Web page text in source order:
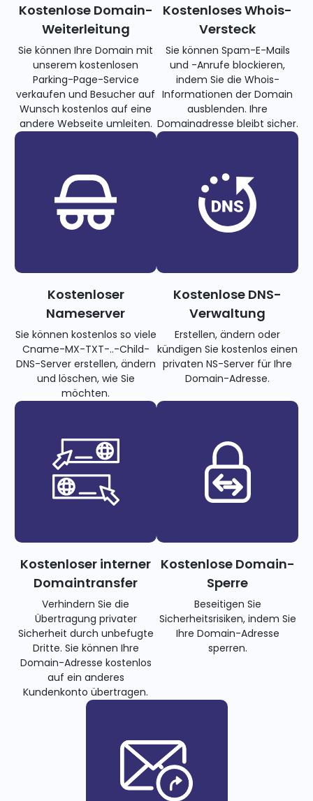
Kostenlose Domain-
Weiterleitung
Sie können Ihre Domain mit
unserem kostenlosen
Parking-Page-Service
verkaufen und Besucher auf
Wunsch kostenlos auf eine
andere Webseite umleiten.
Kostenloses Whois-
Versteck
Sie können Spam-E-Mails
und -Anrufe blockieren,
indem Sie die Whois-
Informationen der Domain
ausblenden. Ihre
Domainadresse bleibt sicher.
Kostenloser
Nameserver
Sie können kostenlos so viele
Cname-MX-TXT-..-Child-
DNS-Server erstellen, ändern
und löschen, wie Sie
möchten.
Kostenlose DNS-
Verwaltung
Erstellen, ändern oder
kündigen Sie kostenlos einen
privaten NS-Server für Ihre
Domain-Adresse.
Kostenloser interner
Domaintransfer
Verhindern Sie die
Übertragung privater
Sicherheit durch unbefugte
Dritte. Sie können Ihre
Domain-Adresse kostenlos
auf ein anderes
Kundenkonto übertragen.
Kostenlose Domain-
Sperre
Beseitigen Sie
Sicherheitsrisiken, indem Sie
Ihre Domain-Adresse
sperren.